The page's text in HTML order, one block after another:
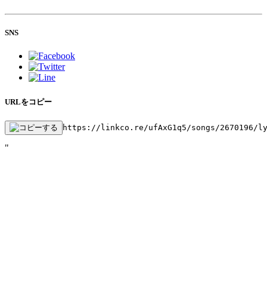
SNS
URLをコピー
https://linkco.re/ufAxG1q5/songs/2670196/
"